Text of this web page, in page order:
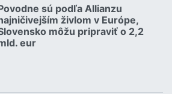
sú podľa Allianzu
živlom v Európe,
môžu pripraviť o 2,2
eur
23.07.2026 |